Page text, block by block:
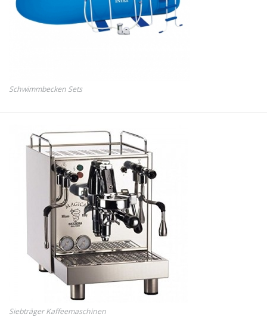
Schwimmbecken Sets
Siebträger Kaffeemaschinen